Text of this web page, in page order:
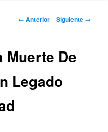
Navegación
← Anterior Siguiente →
Muerte De
Legado